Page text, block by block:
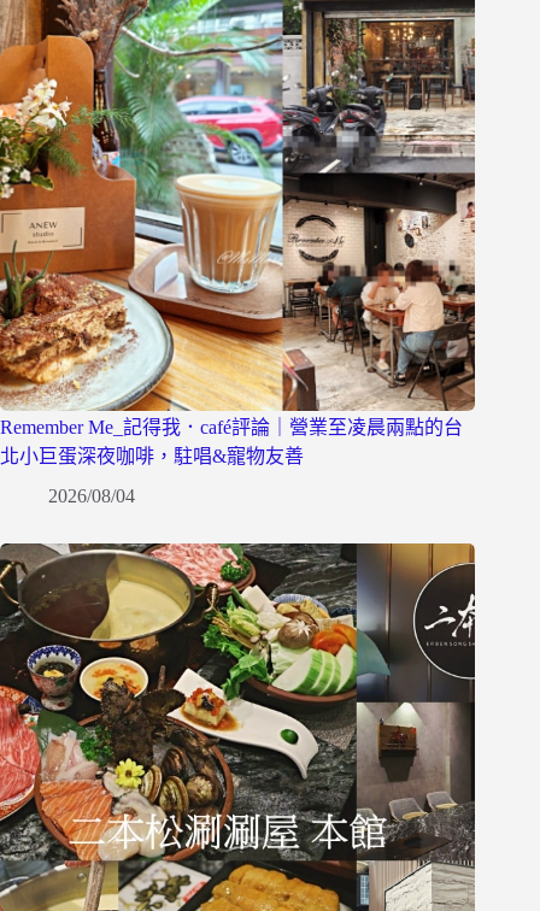
Remember Me_記得我．café評論｜營業至凌晨兩點的台
北小巨蛋深夜咖啡，駐唱&寵物友善
2026/08/04